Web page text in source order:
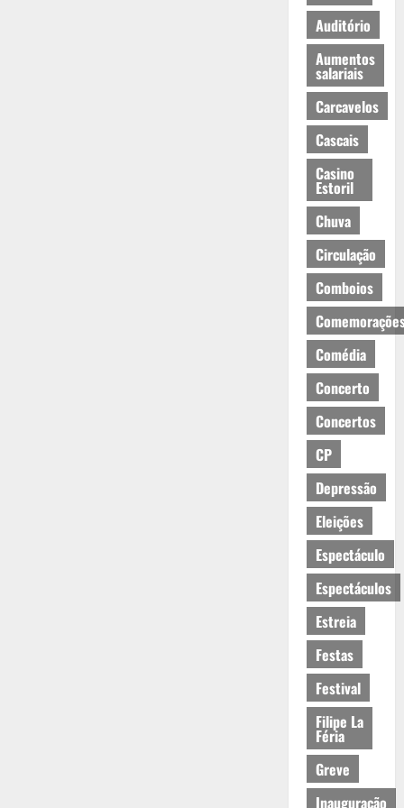
Auditório
Aumentos
salariais
Carcavelos
Cascais
Casino
Estoril
Chuva
Circulação
Comboios
Comédia
Concerto
Concertos
CP
Depressão
Eleições
Espectáculo
Espectáculos
Estreia
Festas
Festival
Filipe La
Féria
Greve
Inauguração